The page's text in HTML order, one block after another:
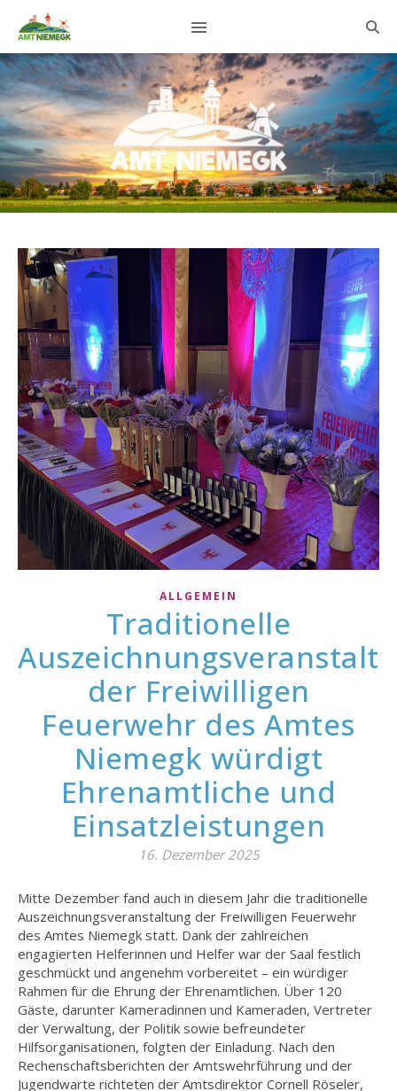
ALLGEMEIN
Traditionelle
der Freiwilligen
Feuerwehr des Amtes
Niemegk würdigt
Ehrenamtliche und
Einsatzleistungen
16. Dezember 2025
Mitte Dezember fand auch in diesem Jahr die traditionelle
Auszeichnungsveranstaltung der Freiwilligen Feuerwehr
des Amtes Niemegk statt. Dank der zahlreichen
engagierten Helferinnen und Helfer war der Saal festlich
geschmückt und angenehm vorbereitet – ein würdiger
Rahmen für die Ehrung der Ehrenamtlichen. Über 120
Gäste, darunter Kameradinnen und Kameraden, Vertreter
der Verwaltung, der Politik sowie befreundeter
Hilfsorganisationen, folgten der Einladung. Nach den
Rechenschaftsberichten der Amtswehrführung und der
Jugendwarte richteten der Amtsdirektor Cornell Röseler,